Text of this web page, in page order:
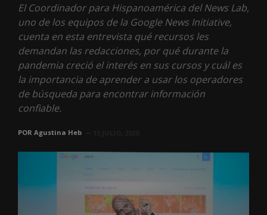
El Coordinador para Hispanoamérica del News Lab,
uno de los equipos de la Google News Initiative,
cuenta en esta entrevista qué recursos les
demandan las redacciones, por qué durante la
pandemia creció el interés en sus cursos y cuál es
la importancia de aprender a usar los operadores
de búsqueda para encontrar información
confiable.
POR Agustina Heb